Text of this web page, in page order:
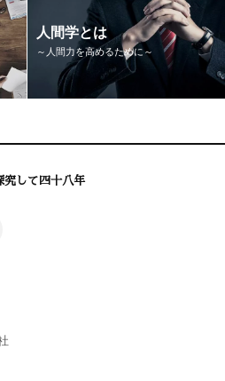
人間学とは
～人間力を高めるために～
究して四十八年